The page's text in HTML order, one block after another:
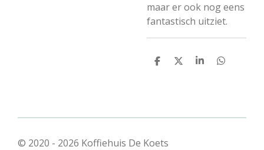
maar er ook nog eens
fantastisch uitziet.
D
D
S
D
© 2020 - 2026 Koffiehuis De Koets